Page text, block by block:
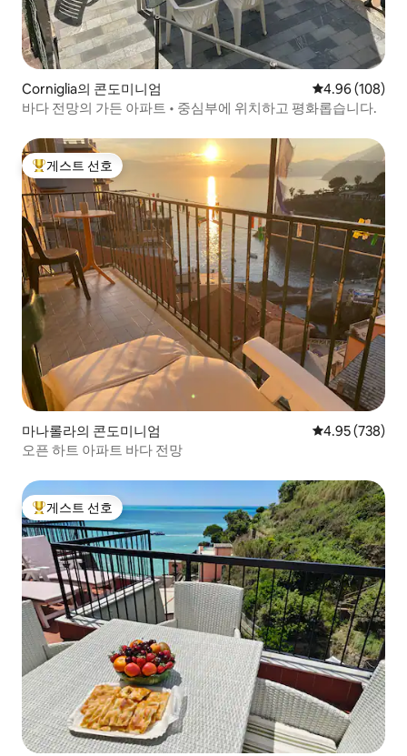
Corniglia의 콘도미니엄 평점 4.96점(5
4.96 (108)
바다 전망의 가든 아파트 • 중심부에 위치하고 평화롭습니다.
상위 게스트 선호
게스트 선호
마나롤라의 콘도미니엄 평점 4.95점(5
4.95 (738)
오픈 하트 아파트 바다 전망
상위 게스트 선호
게스트 선호